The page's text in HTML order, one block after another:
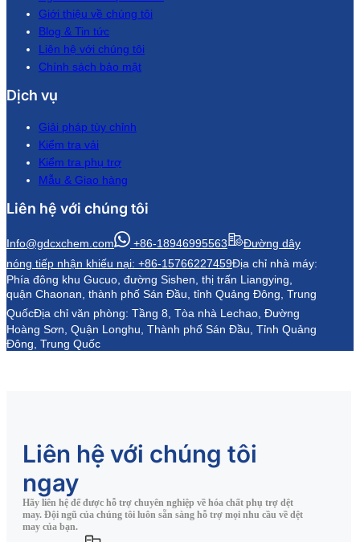
Giới thiệu về chúng tôi
Blog & Tin tức
Liên hệ với chúng tôi
Chính sách bảo mật
Dịch vụ
Giải pháp tùy chỉnh
Kiểm tra vải
Kiểm tra phụ trợ
Mẫu & Giao hàng
Liên hệ với chúng tôi
Info@gdcxchem.com +86-18946995563
Đường dây
nóng tiếp nhận khiếu nại: +86-15766227459Địa chỉ nhà máy:
Phía đông khu Gucuo, đường Sishen, thị trấn Liangying,
quận Chaonan, thành phố Sán Đầu, tỉnh Quảng Đông, Trung
QuốcĐịa chỉ văn phòng: Tầng 8, Tòa nhà Lechao, Đường
Hoàng Sơn, Quận Longhu, Thành phố Sán Đầu, Tỉnh Quảng
Đông, Trung Quốc
Liên hệ với chúng tôi
ngay
Hãy liên hệ để được hỗ trợ chuyên nghiệp về hóa chất phụ trợ dệt
may. Đội ngũ của chúng tôi luôn sẵn sàng hỗ trợ mọi nhu cầu về dệt
may của bạn.